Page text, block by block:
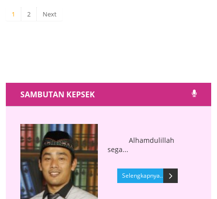
1 2 Next
SAMBUTAN KEPSEK
Alhamdulillah
sega...
Selengkapnya..